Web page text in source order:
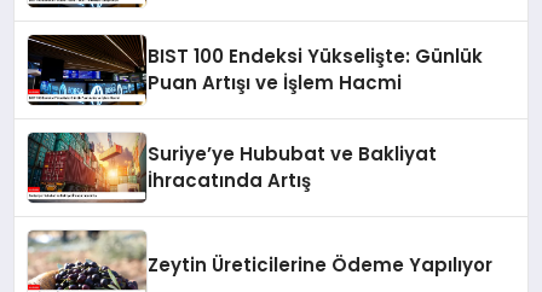
BIST 100 Endeksi Yükselişte: Günlük
Puan Artışı ve İşlem Hacmi
Suriye’ye Hububat ve Bakliyat
İhracatında Artış
Zeytin Üreticilerine Ödeme Yapılıyor